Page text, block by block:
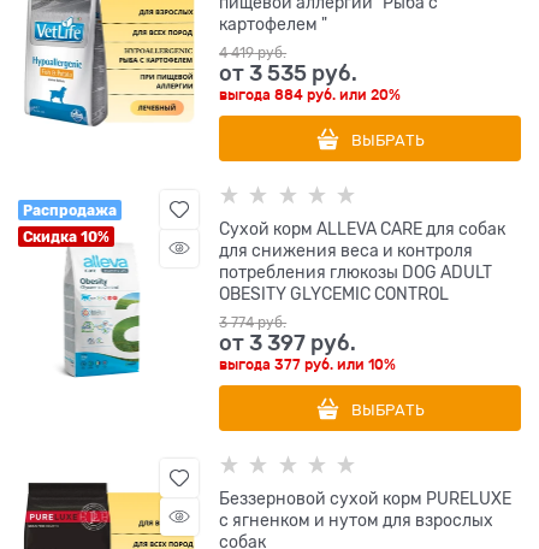
картофелем "
4 419 руб.
от3 535 руб.
выгода884 руб. или20%
ВЫБРАТЬ
Распродажа
Скидка 10%
Сухой корм ALLEVA CARE для собак
для снижения веса и контроля
потребления глюкозы DOG ADULT
OBESITY GLYCEMIC CONTROL
3 774 руб.
от3 397 руб.
выгода377 руб. или10%
ВЫБРАТЬ
Беззерновой сухой корм PURELUXE
с ягненком и нутом для взрослых
собак